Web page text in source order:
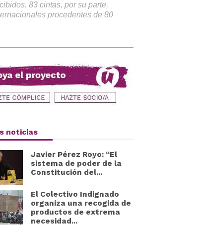
83 cintas, por su parte,
procedentes de 80
noticias
Javier Pérez Royo: “El
sistema de poder de la
Constitución del...
El Colectivo Indignado
organiza una recogida de
productos de extrema
necesidad...